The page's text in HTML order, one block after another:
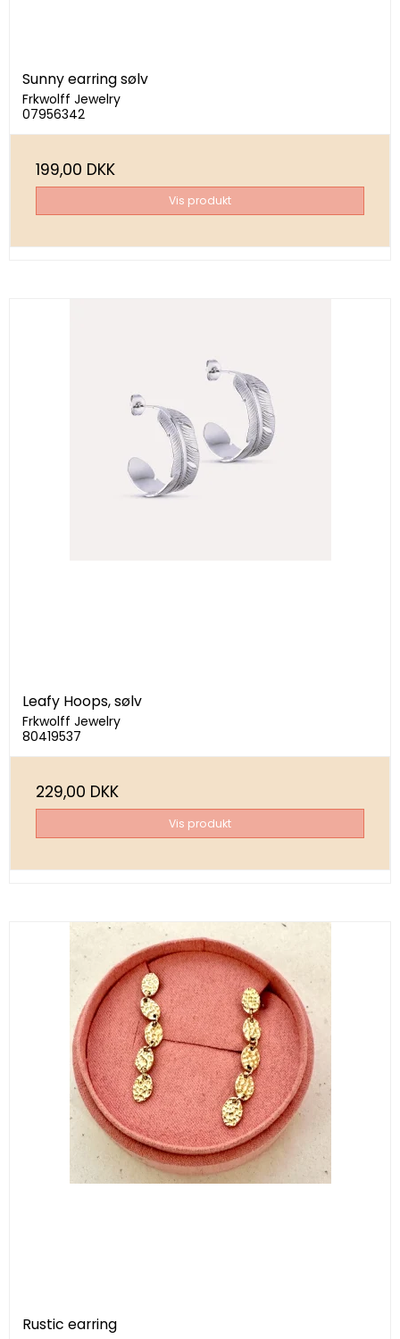
Sunny earring sølv
Frkwolff Jewelry
07956342
199,00 DKK
Vis produkt
Leafy Hoops, sølv
Frkwolff Jewelry
80419537
229,00 DKK
Vis produkt
Rustic earring